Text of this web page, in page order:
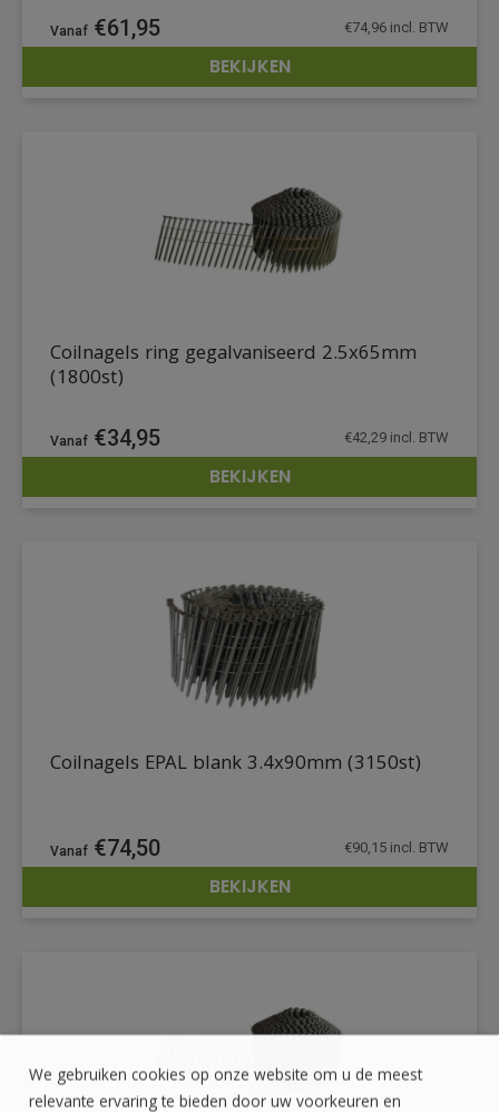
DETAILS
€61,95 €74,96 incl. BTW
BEKIJKEN
DETAILS
Coilnagels ring gegalvaniseerd 2.5x65mm
(1800st)
€34,95 €42,29 incl. BTW
BEKIJKEN
DETAILS
Coilnagels EPAL blank 3.4x90mm (3150st)
€74,50 €90,15 incl. BTW
BEKIJKEN
We gebruiken cookies op onze website om u de meest
relevante ervaring te bieden door uw voorkeuren en